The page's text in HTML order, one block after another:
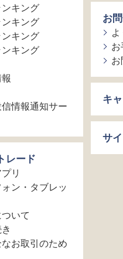
キング
キング
キング
キング
情報通知サー
レード
リ
ン・タブレッ
いて
お取引のため
お
お
お
キ
サ